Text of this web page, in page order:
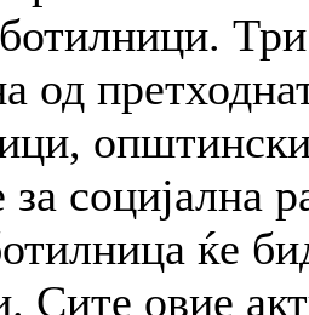
од
за социјална
ќе
Сите овие